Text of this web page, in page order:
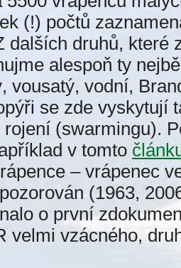
(!) počtů
dalších druhů, které
alespoň ty
vousatý, vodní,
se zde vyskytují
(swarmingu).
v tomto
– vrápenec
(1963,
o první
velmi vzácného,